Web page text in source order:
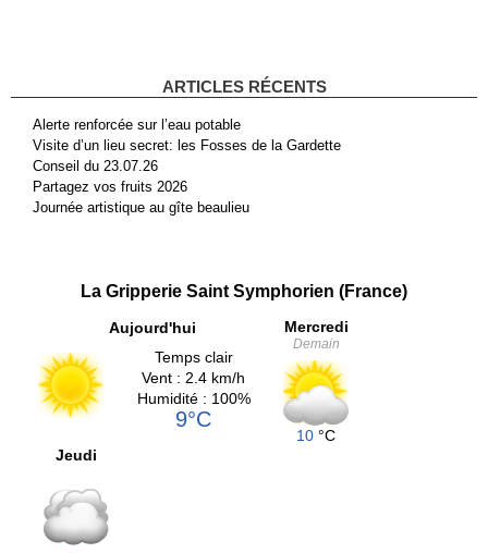
ARTICLES RÉCENTS
Alerte renforcée sur l’eau potable
Visite d’un lieu secret: les Fosses de la Gardette
Conseil du 23.07.26
Partagez vos fruits 2026
Journée artistique au gîte beaulieu
La Gripperie Saint Symphorien (France)
Aujourd'hui
Temps clair
Vent : 2.4 km/h
Humidité : 100%
9°C
Mercredi
Demain
10 °C
Jeudi